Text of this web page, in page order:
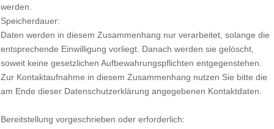
werden.
Speicherdauer:
Daten werden in diesem Zusammenhang nur verarbeitet, solange die
entsprechende Einwilligung vorliegt. Danach werden sie gelöscht,
soweit keine gesetzlichen Aufbewahrungspflichten entgegenstehen.
Zur Kontaktaufnahme in diesem Zusammenhang nutzen Sie bitte die
am Ende dieser Datenschutzerklärung angegebenen Kontaktdaten.
Bereitstellung vorgeschrieben oder erforderlich: